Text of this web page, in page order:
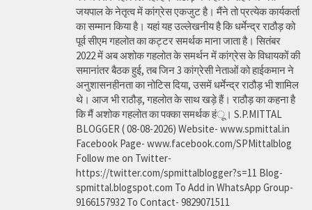
जयपाल के नेतृत्व में कांग्रेस एकजुट है। मैंने तो प्रत्येक कार्यकर्ता
का सम्मान किया है। यहां यह उल्लेखनीय है कि धर्मेन्द्र राठौड़ को
पूर्व सीएम गहलोत का कट्टर समर्थक माना जाता है। सितंबर
2022 में अब अशोक गहलोत के समर्थन में कांग्रेस के विधायकों की
समानांतर बैठक हुई, तब जिन 3 कांग्रेसी नेताओं को हाईकमान ने
अनुशासनहीनता का नोटिस दिया, उसमें धर्मेन्द्र राठौड़ भी शामिल
थे। आज भी राठौड़, गहलोत के साथ खड़े हैं। राठौड़ का कहना है
कि मैं अशोक गहलोत का पक्का समर्थक हंू। S.P.MITTAL
BLOGGER ( 08-08-2026) Website- www.spmittal.in
Facebook Page- www.facebook.com/SPMittalblog
Follow me on Twitter-
https://twitter.com/spmittalblogger?s=11 Blog-
spmittal.blogspot.com To Add in WhatsApp Group-
9166157932 To Contact- 9829071511